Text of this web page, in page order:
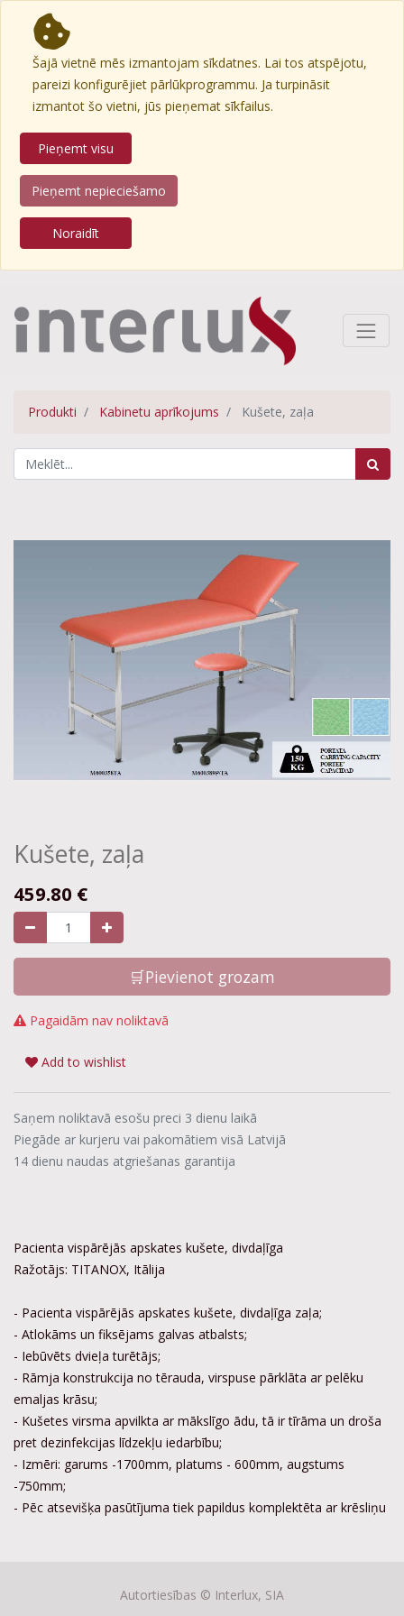
Šajā vietnē mēs izmantojam sīkdatnes. Lai tos atspējotu,
pareizi konfigurējiet pārlūkprogrammu. Ja turpināsit
izmantot šo vietni, jūs pieņemat sīkfailus.
Pieņemt visu
Pieņemt nepieciešamo
Noraidīt
Produkti Kabinetu aprīkojums Kušete, zaļa
Kušete, zaļa
459.80 €
🛒Pievienot grozam
Pagaidām nav noliktavā
Add to wishlist
Saņem noliktavā esošu preci 3 dienu laikā
Piegāde ar kurjeru vai pakomātiem visā Latvijā
14 dienu naudas atgriešanas garantija
Pacienta vispārējās apskates kušete, divdaļīga
Ražotājs: TITANOX, Itālija
- Pacienta vispārējās apskates kušete, divdaļīga zaļa;
- Atlokāms un fiksējams galvas atbalsts;
- Iebūvēts dvieļa turētājs;
- Rāmja konstrukcija no tērauda, virspuse pārklāta ar pelēku
emaljas krāsu;
- Kušetes virsma apvilkta ar mākslīgo ādu, tā ir tīrāma un droša
pret dezinfekcijas līdzekļu iedarbību;
- Izmēri: garums -1700mm, platums - 600mm, augstums
-750mm;
- Pēc atsevišķa pasūtījuma tiek papildus komplektēta ar krēsliņu
Autortiesības © Interlux, SIA